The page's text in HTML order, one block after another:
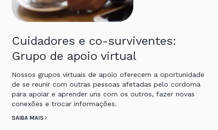
Cuidadores e co-surviventes:
Grupo de apoio virtual
Nossos grupos virtuais de apoio oferecem a oportunidade
de se reunir com outras pessoas afetadas pelo cordoma
para apoiar e aprender uns com os outros, fazer novas
conexões e trocar informações.
SAIBA MAIS